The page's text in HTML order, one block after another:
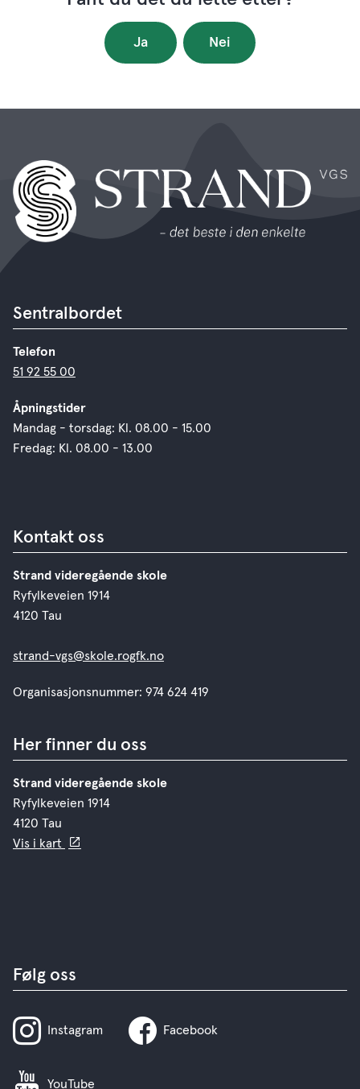
Ja Nei
Sentralbordet
Telefon
51 92 55 00
Åpningstider
Mandag - torsdag: Kl. 08.00 - 15.00
Fredag: Kl. 08.00 - 13.00
Kontakt oss
Strand videregående skole
Ryfylkeveien 1914
4120 Tau
strand-vgs@skole.rogfk.no
Organisasjonsnummer: 974 624 419
Her finner du oss
Strand videregående skole
Ryfylkeveien 1914
4120 Tau
Vis i kart
Følg oss
Instagram Facebook
YouTube